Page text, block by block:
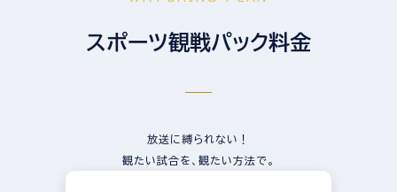
スポーツ観戦パック料金
放送に縛られない！
観たい試合を、観たい方法で。